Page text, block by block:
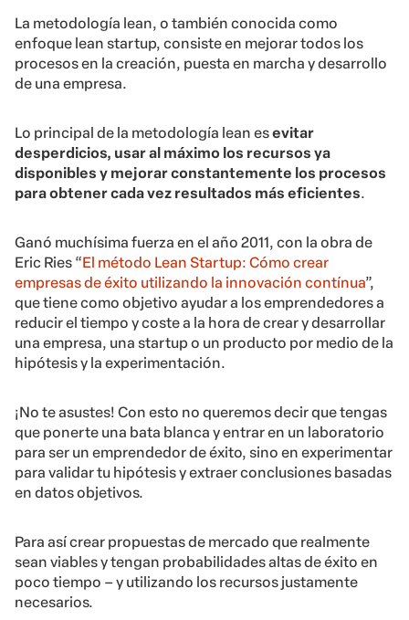
La metodología lean, o también conocida como
enfoque lean startup, consiste en mejorar todos los
procesos en la creación, puesta en marcha y desarrollo
de una empresa.
Lo principal de la metodología lean esevitar
desperdicios, usar al máximo los recursos ya
disponibles y mejorar constantemente los procesos
para obtener cada vez resultados más eficientes.
Ganó muchísima fuerza en el año 2011, con la obra de
Eric Ries “El método Lean Startup: Cómo crear
empresas de éxito utilizando la innovación contínua”,
que tiene como objetivo ayudar a los emprendedores a
reducir el tiempo y coste a la hora de crear y desarrollar
una empresa, una startup o un producto por medio de la
hipótesis y la experimentación.
¡No te asustes! Con esto no queremos decir que tengas
que ponerte una bata blanca y entrar en un laboratorio
para ser un emprendedor de éxito, sino en experimentar
para validar tu hipótesis y extraer conclusiones basadas
en datos objetivos.
Para así crear propuestas de mercado que realmente
sean viables y tengan probabilidades altas de éxito en
poco tiempo – y utilizando los recursos justamente
necesarios.